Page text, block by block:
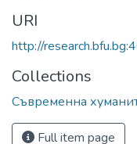
URI
http://
Collections
Съвременна
Full item page